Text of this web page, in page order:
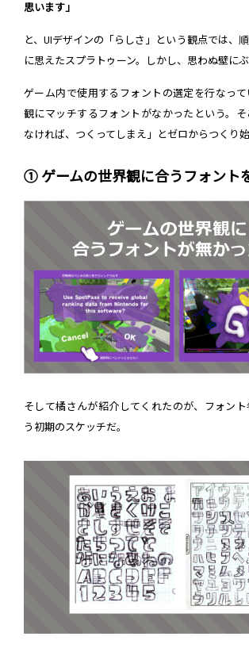
思います」
と、UIデザインの「らしさ」という観点では、
に思えたスプラトゥーン。しかし、思わぬ壁にぶ
ゲーム内で使用するフォントの選定を行なっ
観にマッチするフォントがなかったという。
なければ、つくってしまえ」とゼロからつくり始
① ゲームの世界観に合うフォント
そして橘さんが紹介してくれたのが、フォン
う初期のスケッチだ。